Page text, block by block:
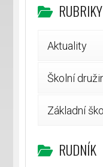
RUBRIKY
Aktuality
Školní
Základní
RUDNÍK